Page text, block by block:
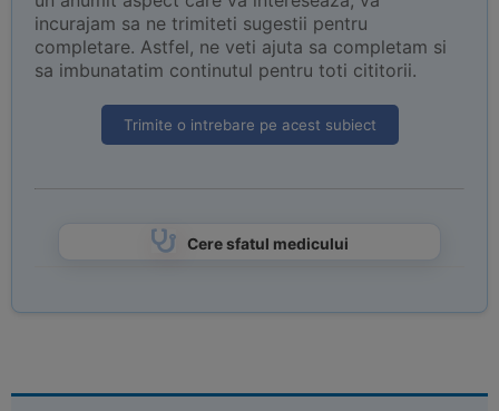
incurajam sa ne trimiteti sugestii pentru
completare. Astfel, ne veti ajuta sa completam si
sa imbunatatim continutul pentru toti cititorii.
Trimite o intrebare pe acest subiect
Cere sfatul medicului